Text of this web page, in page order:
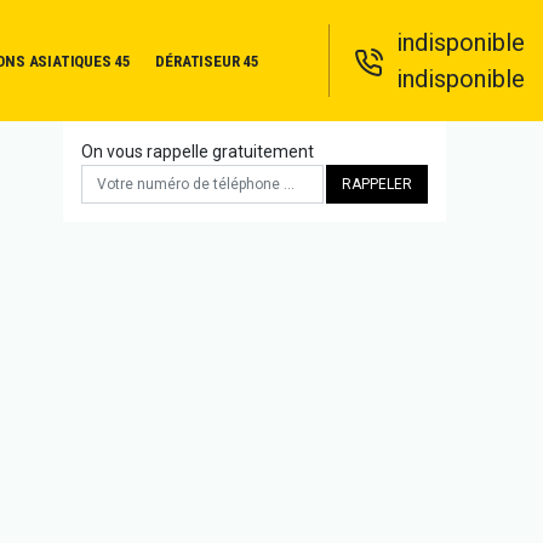
ASIATIQUES 45 DÉRATISEUR 45
indisponible
indisponible
On vous rappelle gratuitement